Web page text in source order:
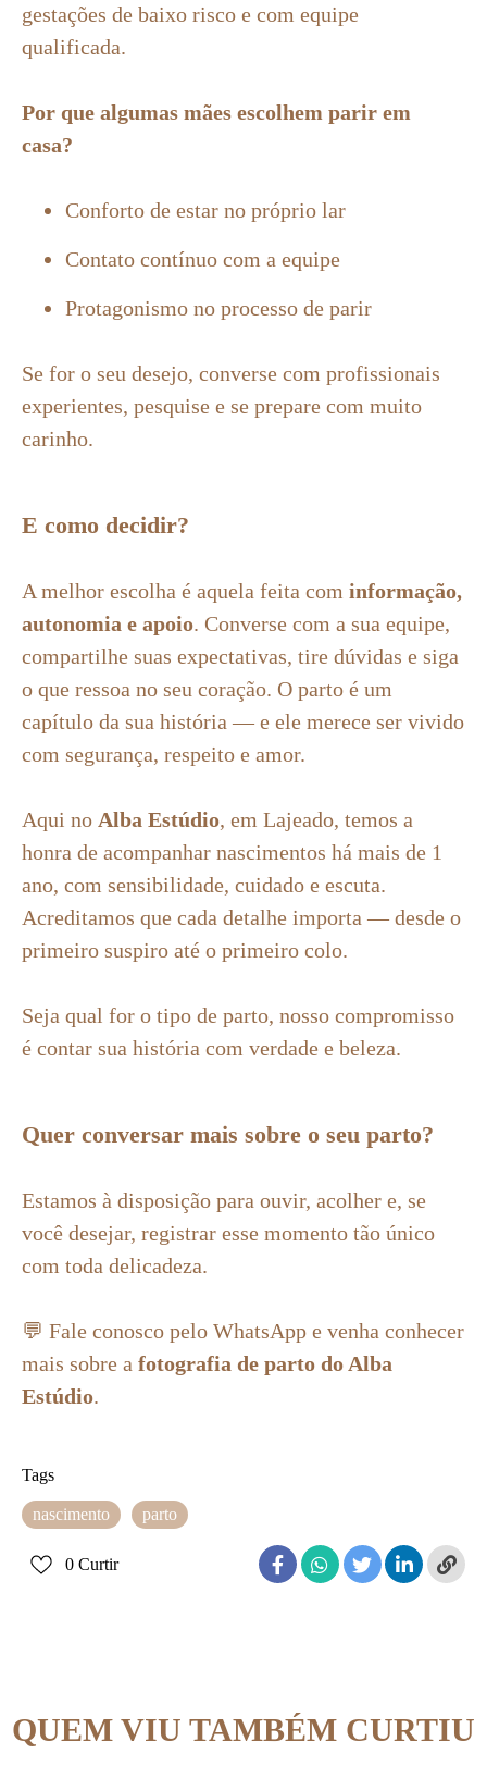
gestações de baixo risco e com equipe
qualificada.
Por que algumas mães escolhem parir em
casa?
Conforto de estar no próprio lar
Contato contínuo com a equipe
Protagonismo no processo de parir
Se for o seu desejo, converse com profissionais
experientes, pesquise e se prepare com muito
carinho.
E como decidir?
A melhor escolha é aquela feita com informação,
autonomia e apoio. Converse com a sua equipe,
compartilhe suas expectativas, tire dúvidas e siga
o que ressoa no seu coração. O parto é um
capítulo da sua história — e ele merece ser vivido
com segurança, respeito e amor.
Aqui no Alba Estúdio, em Lajeado, temos a
honra de acompanhar nascimentos há mais de 1
ano, com sensibilidade, cuidado e escuta.
Acreditamos que cada detalhe importa — desde o
primeiro suspiro até o primeiro colo.
Seja qual for o tipo de parto, nosso compromisso
é contar sua história com verdade e beleza.
Quer conversar mais sobre o seu parto?
Estamos à disposição para ouvir, acolher e, se
você desejar, registrar esse momento tão único
com toda delicadeza.
💬 Fale conosco pelo WhatsApp e venha conhecer
mais sobre a fotografia de parto do Alba
Estúdio.
Tags
nascimento parto
0 Curtir
QUEM VIU TAMBÉM CURTIU